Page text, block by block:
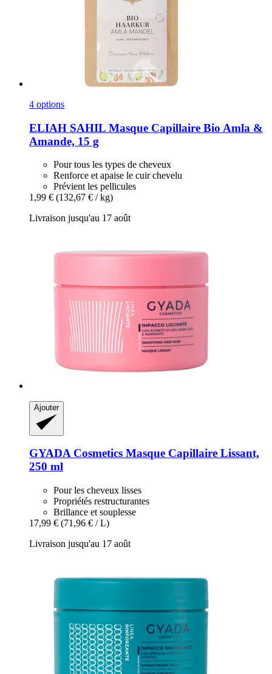
4 options
ELIAH SAHIL Masque Capillaire Bio Amla &
Amande, 15 g
Pour tous les types de cheveux
Renforce et apaise le cuir chevelu
Prévient les pellicules
1,99 € (132,67 € / kg)
Livraison jusqu'au 17 août
Ajouter
GYADA Cosmetics Masque Capillaire Lissant,
250 ml
Pour les cheveux lisses
Propriétés restructurantes
Brillance et souplesse
17,99 € (71,96 € / L)
Livraison jusqu'au 17 août